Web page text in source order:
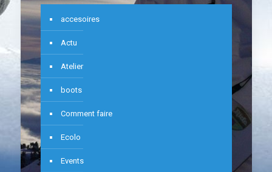
accesoires
Actu
Atelier
boots
Comment faire
Ecolo
Events